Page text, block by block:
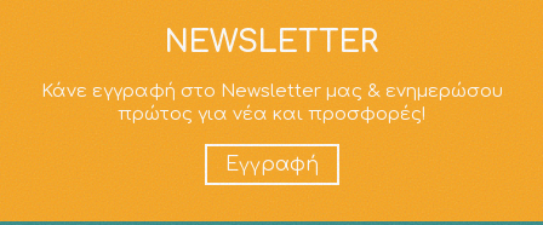
NEWSLETTER
Κάνε εγγραφή στο Newsletter μας & ενημερώσου
πρώτος για νέα και προσφορές!
Εγγραφή